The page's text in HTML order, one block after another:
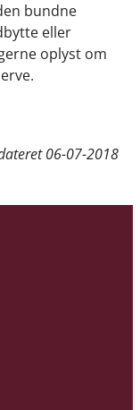
bundne
eller
oplyst om
06-07-2018